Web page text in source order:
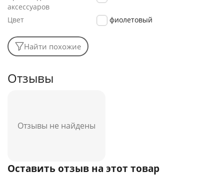
аксессуаров
Цвет фиолетовый
Найти похожие
Отзывы
Отзывы не найдены
Оставить отзыв на этот товар